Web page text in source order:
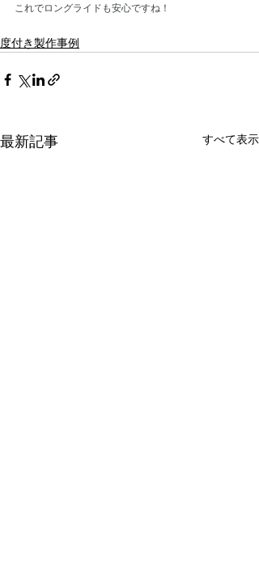
これでロングライドも安心ですね！
度付き製作事例
最新記事 すべて表示